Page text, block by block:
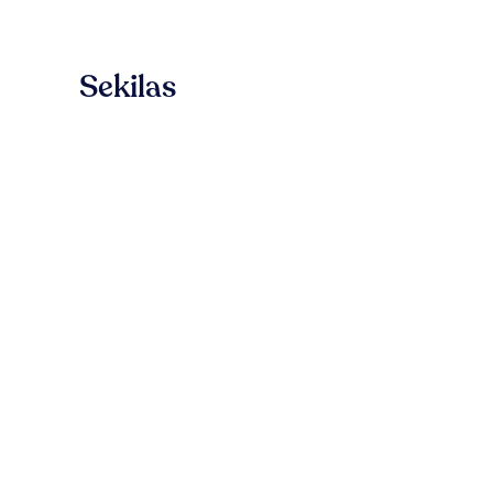
Sekilas